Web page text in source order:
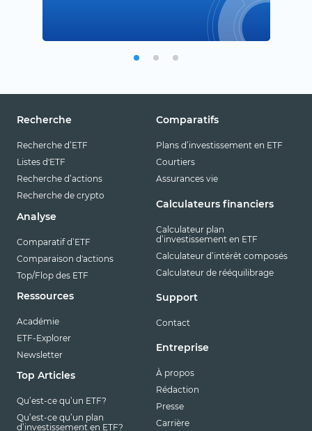
Recherche
Recherche d’ETF
Listes d'ETF
Recherche d’actions
Recherche de crypto
Analyse
Comparatif d’ETF
Comparaison d'actions
Top/Flop des ETF
Ressources
Académie
ETF-Explorer
Newsletter
Top Articles
Qu’est-ce qu’un ETF?
Qu’est-ce qu’un plan
d’investissement en ETF?
Comparatifs
Plans d’investissement en ETF
Courtiers
Assurances vie
Calculateurs financiers
Calculateur plan
d’investissement en ETF
Calculateur d’intérêt composés
Calculateur de rééquilibrage
Support
Contact
Entreprise
À propos
Rédaction
Presse
Carrière